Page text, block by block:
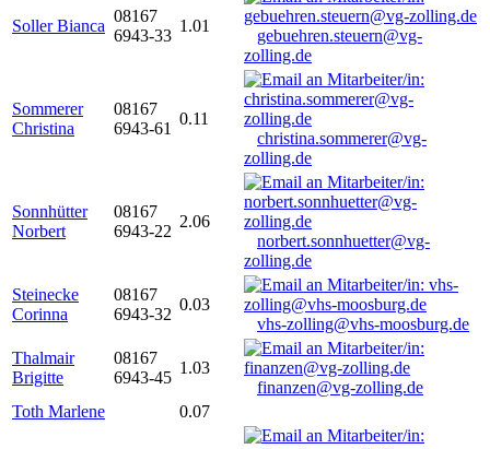
Soller Bianca
08167
6943-33
1.01
gebuehren.steuern@vg-
zolling.de
Sommerer
Christina
08167
6943-61
0.11
christina.sommerer@vg-
zolling.de
Sonnhütter
Norbert
08167
6943-22
2.06
norbert.sonnhuetter@vg-
zolling.de
Steinecke
Corinna
08167
6943-32
0.03
vhs-zolling@vhs-moosburg.de
Thalmair
Brigitte
08167
6943-45
1.03
finanzen@vg-zolling.de
Toth Marlene
0.07